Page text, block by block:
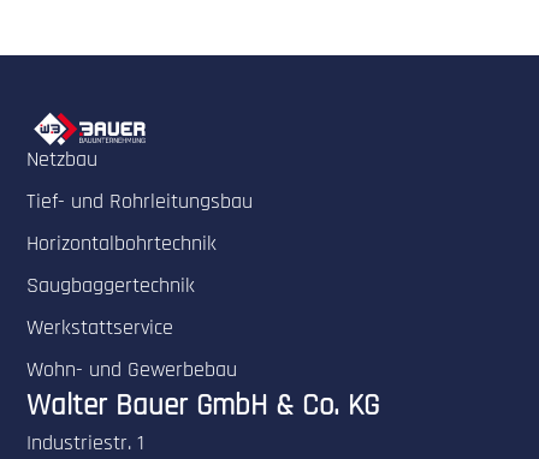
Netzbau
Tief- und Rohrleitungsbau
Horizontalbohrtechnik
Saugbaggertechnik
Werkstattservice
Wohn- und Gewerbebau
Walter Bauer GmbH & Co. KG
Industriestr. 1